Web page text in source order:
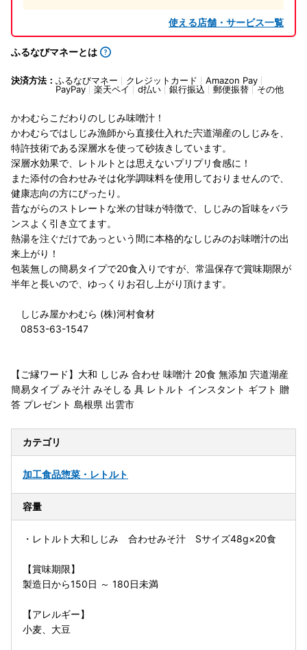
使える店舗・サービス一覧
ふるなびマネーとは
決済方法： ふるなびマネー クレジットカード
Amazon Pay
PayPay
楽天ペイ d払い 銀行振込 郵便振替 その他
かわむらこだわりのしじみ味噌汁！
かわむらではしじみ漁師から直接仕入れた宍道湖産のしじみを、
特許技術である深層水を使って砂抜きしています。
深層水効果で、レトルトとは思えないプリプリ食感に！
また添付の合わせみそは化学調味料を使用しておりませんので、
健康志向の方にぴったり。
昔ながらのストレートな米の甘味が特徴で、しじみの旨味をバラ
ンスよく引き立てます。
熱湯を注ぐだけであっという間に本格的なしじみのお味噌汁の出
来上がり！
包装無しの簡易タイプで20食入りですが、常温保存で賞味期限が
半年と長いので、ゆっくりお召し上がり頂けます。
しじみ屋かわむら (株)河村食材
0853-63-1547
【ご縁ワード】大和 しじみ 合わせ 味噌汁 20食 無添加 宍道湖産
簡易タイプ みそ汁 みそしる 具 レトルト インスタント ギフト 贈
答 プレゼント 島根県 出雲市
カテゴリ
加工食品惣菜・レトルト
容量
・レトルト大和しじみ 合わせみそ汁 Sサイズ48g×20食
【賞味期限】
製造日から150日 ～ 180日未満
【アレルギー】
小麦、大豆